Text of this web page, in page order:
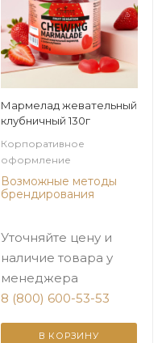
Мармелад жевательный
клубничный 130г
Корпоративное
оформление
Возможные методы
брендирования
Уточняйте цену и
наличие товара у
менеджера
8 (800) 600-53-53
В КОРЗИНУ